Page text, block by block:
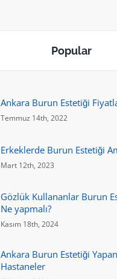
Popular
Ankara Burun Estetiği
Temmuz 14th, 2022
Erkeklerde Burun Estetiği
Mart 12th, 2023
Gözlük Kullananlar Burun
Ne yapmalı?
Kasım 18th, 2024
Ankara Burun Estetiği
Hastaneler